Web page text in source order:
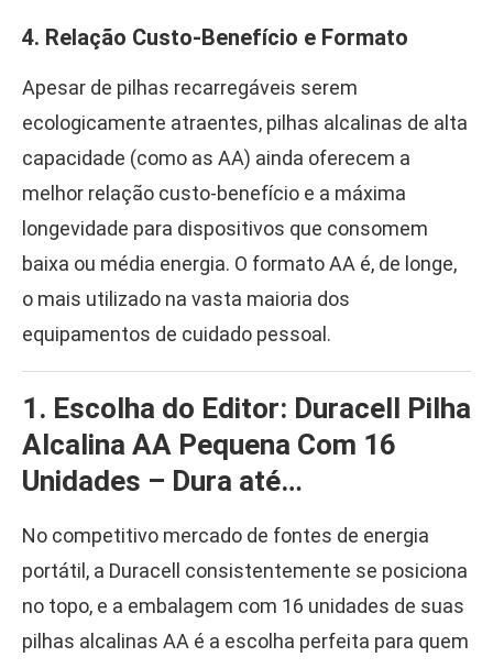
4. Relação Custo-Benefício e Formato
Apesar de pilhas recarregáveis serem
ecologicamente atraentes, pilhas alcalinas de alta
capacidade (como as AA) ainda oferecem a
melhor relação custo-benefício e a máxima
longevidade para dispositivos que consomem
baixa ou média energia. O formato AA é, de longe,
o mais utilizado na vasta maioria dos
equipamentos de cuidado pessoal.
1. Escolha do Editor: Duracell Pilha
Alcalina AA Pequena Com 16
Unidades – Dura até…
No competitivo mercado de fontes de energia
portátil, a Duracell consistentemente se posiciona
no topo, e a embalagem com 16 unidades de suas
pilhas alcalinas AA é a escolha perfeita para quem